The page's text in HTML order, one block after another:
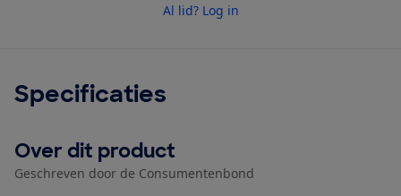
Al lid? Log in
Specificaties
Over dit product
Geschreven door de Consumentenbond